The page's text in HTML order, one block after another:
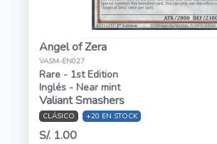
Angel of Zera
VASM-EN027
Rare - 1st Edition
Inglés - Near mint
Valiant Smashers
CLÁSICO +20 EN STOCK
S/. 1.00